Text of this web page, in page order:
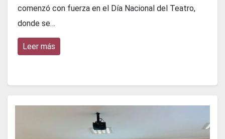
comenzó con fuerza en el Día Nacional del Teatro,
donde se…
Leer más